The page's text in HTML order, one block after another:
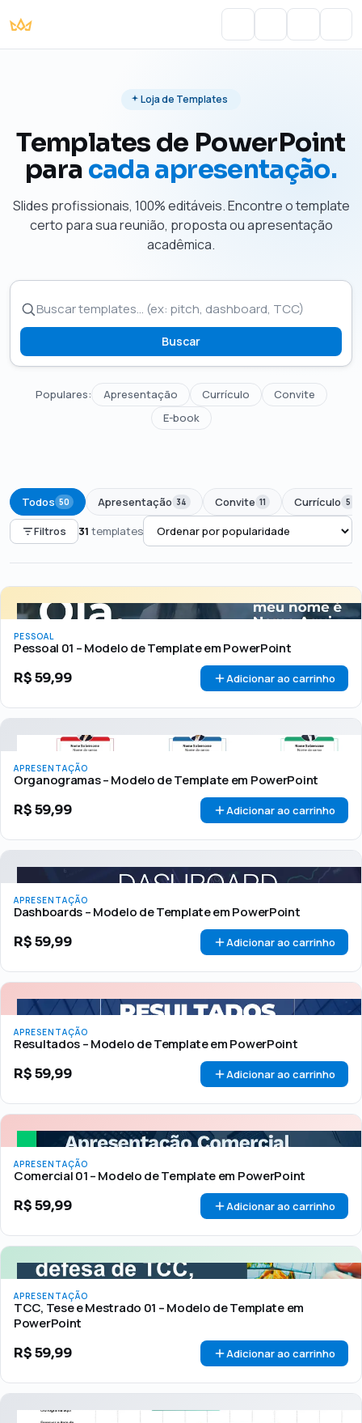
Loja de Templates
Templates de PowerPoint
para cada apresentação.
Slides profissionais, 100% editáveis. Encontre o template
certo para sua reunião, proposta ou apresentação
acadêmica.
Buscar
Populares: Apresentação Currículo
Convite
E-book
Todos 50 Apresentação 34 Convite 11 Currículo 5
Filtros 31 templates
PREÇO
Todos Até R$50 R$50 – R$100 Acima de R$100
OFERTA 🏷 Em promoção
PESSOAL
Pessoal 01 – Modelo de Template em PowerPoint
R$59,99 Adicionar ao carrinho
APRESENTAÇÃO
Organogramas – Modelo de Template em PowerPoint
R$59,99 Adicionar ao carrinho
APRESENTAÇÃO
Dashboards – Modelo de Template em PowerPoint
R$59,99 Adicionar ao carrinho
APRESENTAÇÃO
Resultados – Modelo de Template em PowerPoint
R$59,99 Adicionar ao carrinho
APRESENTAÇÃO
Comercial 01 – Modelo de Template em PowerPoint
R$59,99 Adicionar ao carrinho
APRESENTAÇÃO
TCC, Tese e Mestrado 01 – Modelo de Template em
PowerPoint
R$59,99 Adicionar ao carrinho